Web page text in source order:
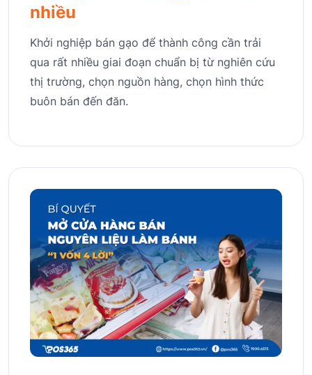
nhiều
Khởi nghiệp bán gạo để thành công cần trải
qua rất nhiều giai đoạn chuẩn bị từ nghiên cứu
thị trường, chọn nguồn hàng, chọn hình thức
buôn bán đến đăn.